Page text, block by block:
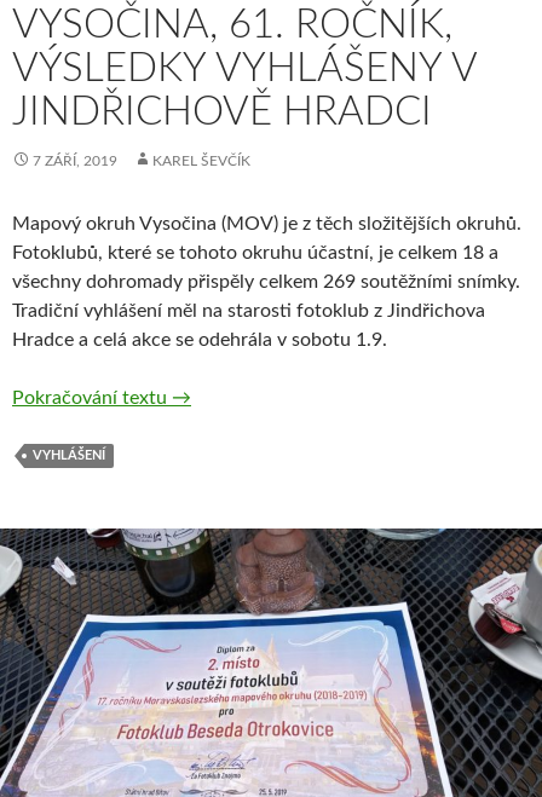
VYSOČINA, 61. ROČNÍK,
VÝSLEDKY VYHLÁŠENY V
JINDŘICHOVĚ HRADCI
7 ZÁŘÍ, 2019 KAREL ŠEVČÍK
Mapový okruh Vysočina (MOV) je z těch složitějších okruhů.
Fotoklubů, které se tohoto okruhu účastní, je celkem 18 a
všechny dohromady přispěly celkem 269 soutěžními snímky.
Tradiční vyhlášení měl na starosti fotoklub z Jindřichova
Hradce a celá akce se odehrála v sobotu 1.9.
Pokračování textu Mapový okruh Vysočina, 61. ročník,
→
VYHLÁŠENÍ